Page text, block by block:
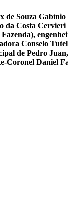
Souza Gabínio
Costa
Conselo
de Pedro
Daniel